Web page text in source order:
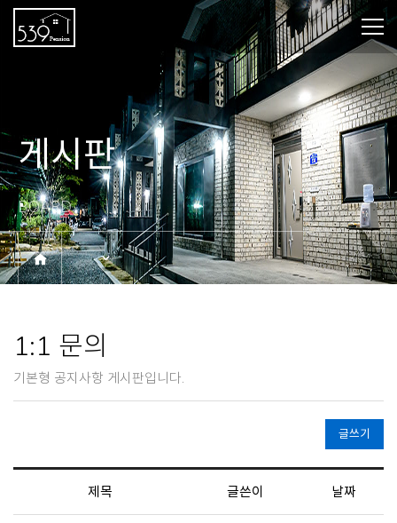
게시판
BOARD
1:1 문의
기본형 공지사항 게시판입니다.
글쓰기
제목 글쓴이 날짜